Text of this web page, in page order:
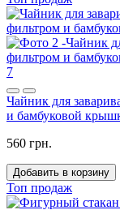
7
Чайник для
и бамбуковой
560 грн.
Добавить в корзину
Топ продаж